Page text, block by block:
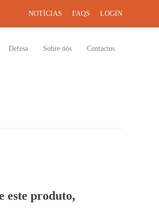
NOTÍCIAS FAQS LOGIN
Defesa Sobre nós Contactos
este produto,